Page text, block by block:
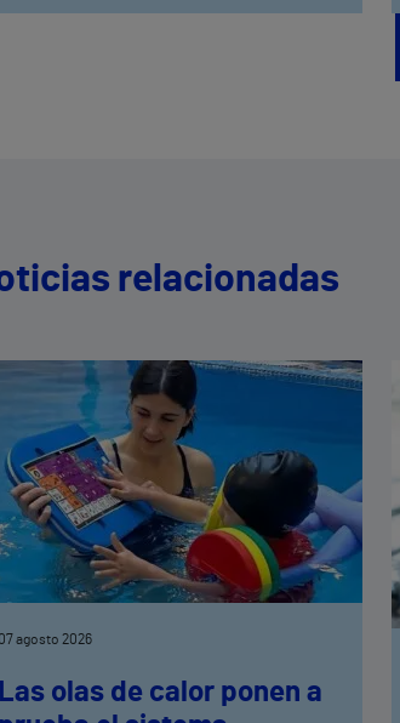
relacionadas
07 agosto 2026
Las olas de calor ponen a